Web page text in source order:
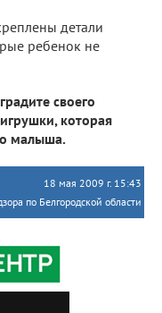
детали
ребенок не
своего
которая
малыша.
18 мая 2009 г. 15:43
по Белгородской области